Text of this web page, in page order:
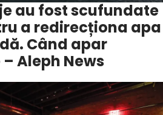
au fost scufundate
a redirecționa apa
Când apar
Aleph News